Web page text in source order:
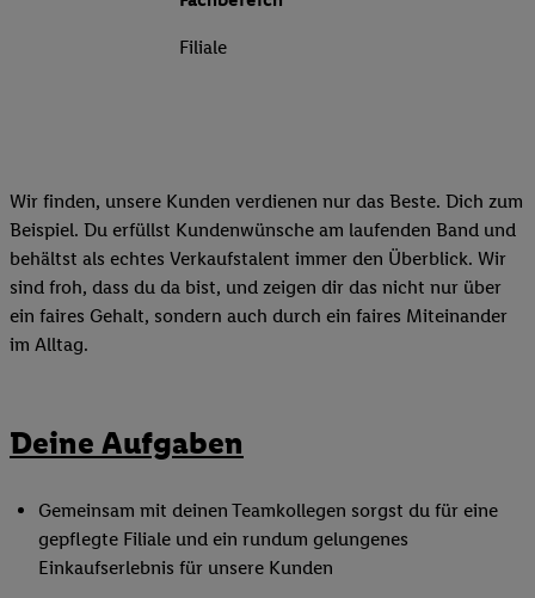
Filiale
Wir finden, unsere Kunden verdienen nur das Beste. Dich zum
Beispiel. Du erfüllst Kundenwünsche am laufenden Band und
behältst als echtes Verkaufstalent immer den Überblick. Wir
sind froh, dass du da bist, und zeigen dir das nicht nur über
ein faires Gehalt, sondern auch durch ein faires Miteinander
im Alltag.
Deine Aufgaben
Gemeinsam mit deinen Teamkollegen sorgst du für eine
gepflegte Filiale und ein rundum gelungenes
Einkaufserlebnis für unsere Kunden